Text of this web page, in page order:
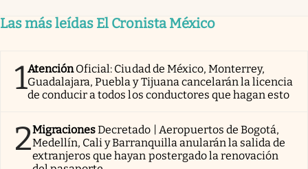
Las más leídas El Cronista México
1AtenciónOficial: Ciudad de México, Monterrey,
Guadalajara, Puebla y Tijuana cancelarán la licencia
de conducir a todos los conductores que hagan esto
2MigracionesDecretado | Aeropuertos de Bogotá,
Medellín, Cali y Barranquilla anularán la salida de
extranjeros que hayan postergado la renovación